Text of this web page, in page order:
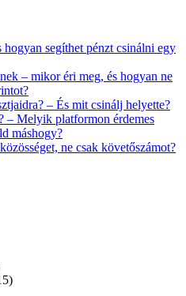
hogyan segíthet pénzt csinálni egy
– mikor éri meg, és hogyan ne
– És mit csinálj helyette?
– Melyik platformon érdemes
máshogy?
ne csak követőszámot?